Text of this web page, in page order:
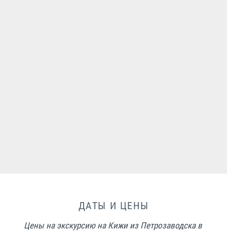
ДАТЫ И ЦЕНЫ
Цены на экскурсию на Кижи из Петрозаводска в